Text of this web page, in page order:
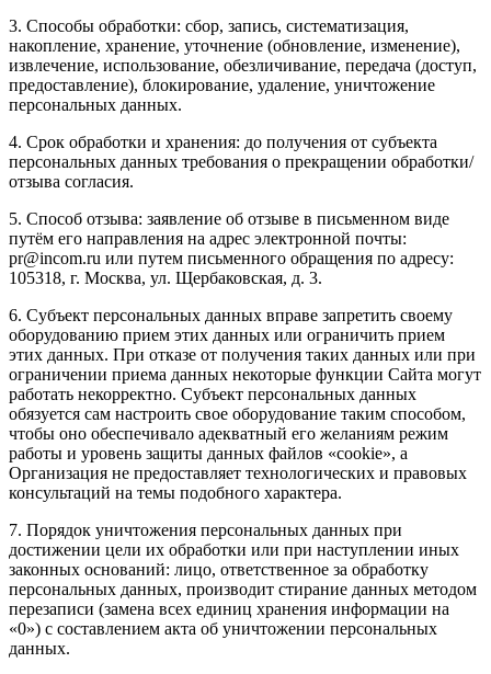
3. Способы обработки: сбор, запись, систематизация,
накопление, хранение, уточнение (обновление, изменение),
извлечение, использование, обезличивание, передача (доступ,
предоставление), блокирование, удаление, уничтожение
персональных данных.
4. Срок обработки и хранения: до получения от субъекта
персональных данных требования о прекращении обработки/
отзыва согласия.
5. Способ отзыва: заявление об отзыве в письменном виде
путём его направления на адрес электронной почты:
pr@incom.ru или путем письменного обращения по адресу:
105318, г. Москва, ул. Щербаковская, д. 3.
6. Субъект персональных данных вправе запретить своему
оборудованию прием этих данных или ограничить прием
этих данных. При отказе от получения таких данных или при
ограничении приема данных некоторые функции Сайта могут
работать некорректно. Субъект персональных данных
обязуется сам настроить свое оборудование таким способом,
чтобы оно обеспечивало адекватный его желаниям режим
работы и уровень защиты данных файлов «cookie», а
Организация не предоставляет технологических и правовых
консультаций на темы подобного характера.
7. Порядок уничтожения персональных данных при
достижении цели их обработки или при наступлении иных
законных оснований: лицо, ответственное за обработку
персональных данных, производит стирание данных методом
перезаписи (замена всех единиц хранения информации на
«0») с составлением акта об уничтожении персональных
данных.